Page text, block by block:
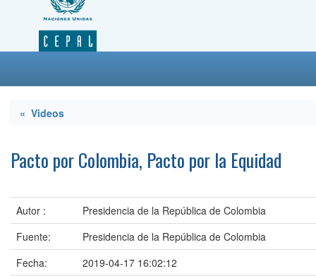
« Videos
Pacto por Colombia, Pacto por la Equidad
Autor :
Presidencia de la República de Colombia
Fuente:
Presidencia de la República de Colombia
Fecha:
2019-04-17 16:02:12